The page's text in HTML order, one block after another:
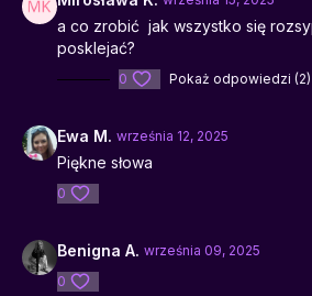
a co zrobić jak wszystko się
posklejać?
0 Pokaż odpowiedzi (2)
Ewa M. września 12, 2025
Piękne słowa
0
Benigna A. września 09, 2025
0